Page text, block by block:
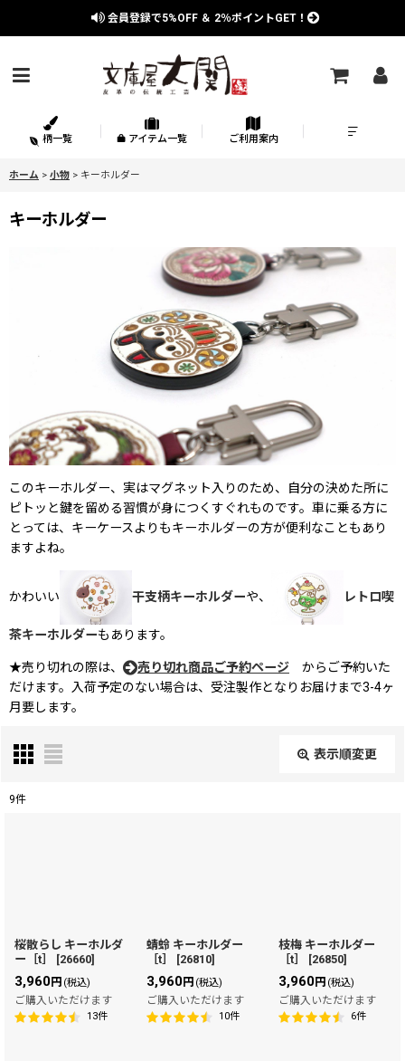
会員登録で5%OFF ＆ 2％ポイントGET！
柄一覧 アイテム一覧 ご利用案内
ホーム > 小物 > キーホルダー
キーホルダー
このキーホルダー、実はマグネット入りのため、自分の決めた所に
ピトッと鍵を留める習慣が身につくすぐれものです。車に乗る方に
とっては、キーケースよりもキーホルダーの方が便利なこともあり
ますよね。
かわいい 干支柄キーホルダーや、 レトロ喫
茶キーホルダーもあります。
★売り切れの際は、 売り切れ商品ご予約ページ からご予約いた
だけます。入荷予定のない場合は、受注製作となりお届けまで3-4ヶ
月要します。
表示順変更
絞り込む
9件
桜散らし キーホルダ
ー［t］
[26660]
3,960円 (税込)
ご購入いただけます
13件
蜻蛉 キーホルダー
［t］
[26810]
3,960円 (税込)
ご購入いただけます
10件
枝梅 キーホルダー
［t］
[26850]
3,960円 (税込)
ご購入いただけます
6件